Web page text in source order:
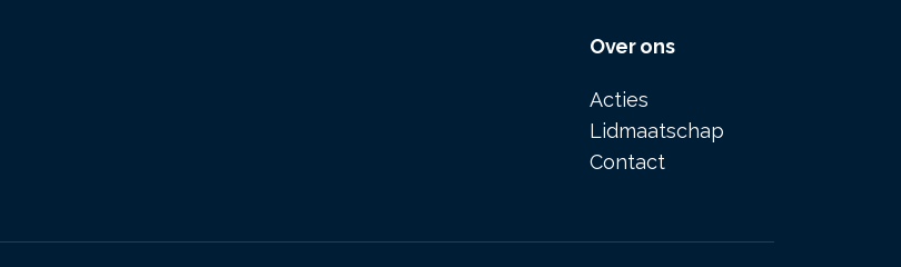
Over ons
Acties
Lidmaatschap
Contact